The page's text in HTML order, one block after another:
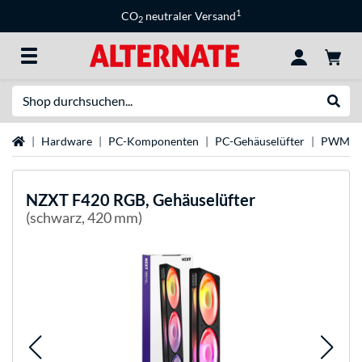
CO2 neutraler Versand1
StartseiteHardware PC-Komponenten PC-Gehäuselüfter PWM-
NZXT F420 RGB, Gehäuselüfter
(schwarz, 420 mm)